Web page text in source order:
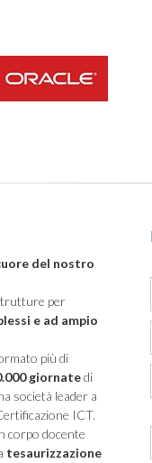
del nostro
per
e ad ampio
più di
giornatedi
società leader a
ICT.
corpo docente
tesaurizzazione